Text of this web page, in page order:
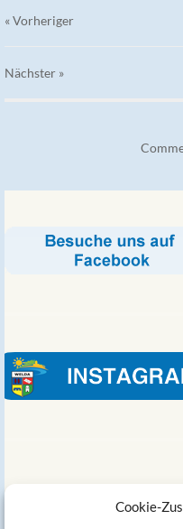
Cookie-
« Vorheriger
Nächster »